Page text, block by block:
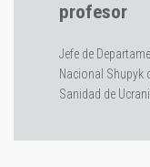
profesor
Jefe de
Nacional Shupyk
Sanidad de